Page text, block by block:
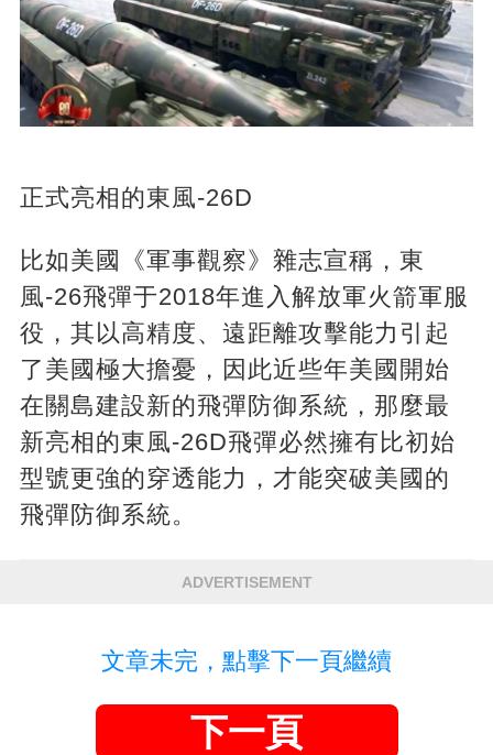
正式亮相的東風-26D
比如美國《軍事觀察》雜志宣稱，東
風-26飛彈于2018年進入解放軍火箭軍服
役，其以高精度、遠距離攻擊能力引起
了美國極大擔憂，因此近些年美國開始
在關島建設新的飛彈防御系統，那麼最
新亮相的東風-26D飛彈必然擁有比初始
型號更強的穿透能力，才能突破美國的
飛彈防御系統。
ADVERTISEMENT
文章未完，點擊下一頁繼續
下一頁